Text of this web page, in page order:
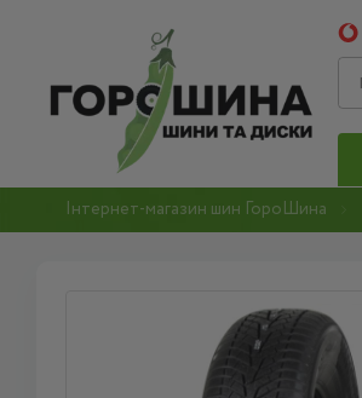
Інтернет-магазин шин ГороШина